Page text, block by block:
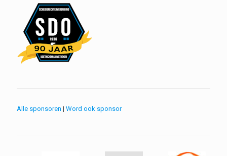
Alle sponsoren | Word ook sponsor